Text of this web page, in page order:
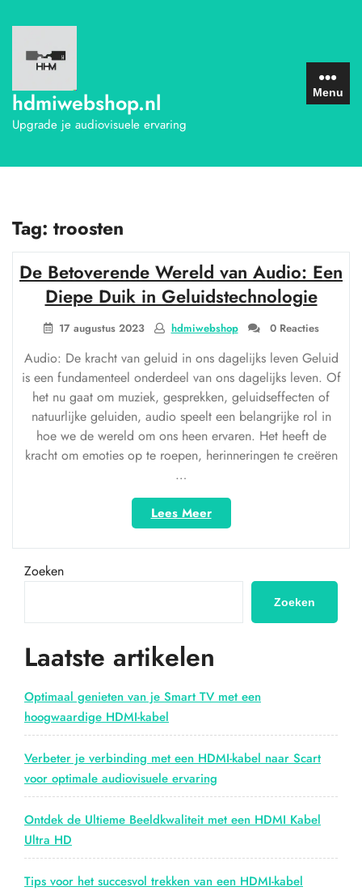
naar
inhoud
hdmiwebshop.nl
Upgrade je audiovisuele ervaring
Menu
Tag: troosten
De Betoverende Wereld van Audio: Een
Diepe Duik in Geluidstechnologie
17 augustus 2023 hdmiwebshop 0 Reacties
Audio: De kracht van geluid in ons dagelijks leven Geluid
is een fundamenteel onderdeel van ons dagelijks leven. Of
het nu gaat om muziek, gesprekken, geluidseffecten of
natuurlijke geluiden, audio speelt een belangrijke rol in
hoe we de wereld om ons heen ervaren. Het heeft de
kracht om emoties op te roepen, herinneringen te creëren
…
Lees Meer“De
Betoverende
Wereld
Audio:
Diepe
in
Zoeken
Zoeken
Laatste artikelen
Optimaal genieten van je Smart TV met een
hoogwaardige HDMI-kabel
Verbeter je verbinding met een HDMI-kabel naar Scart
voor optimale audiovisuele ervaring
Ontdek de Ultieme Beeldkwaliteit met een HDMI Kabel
Ultra HD
Tips voor het succesvol trekken van een HDMI-kabel